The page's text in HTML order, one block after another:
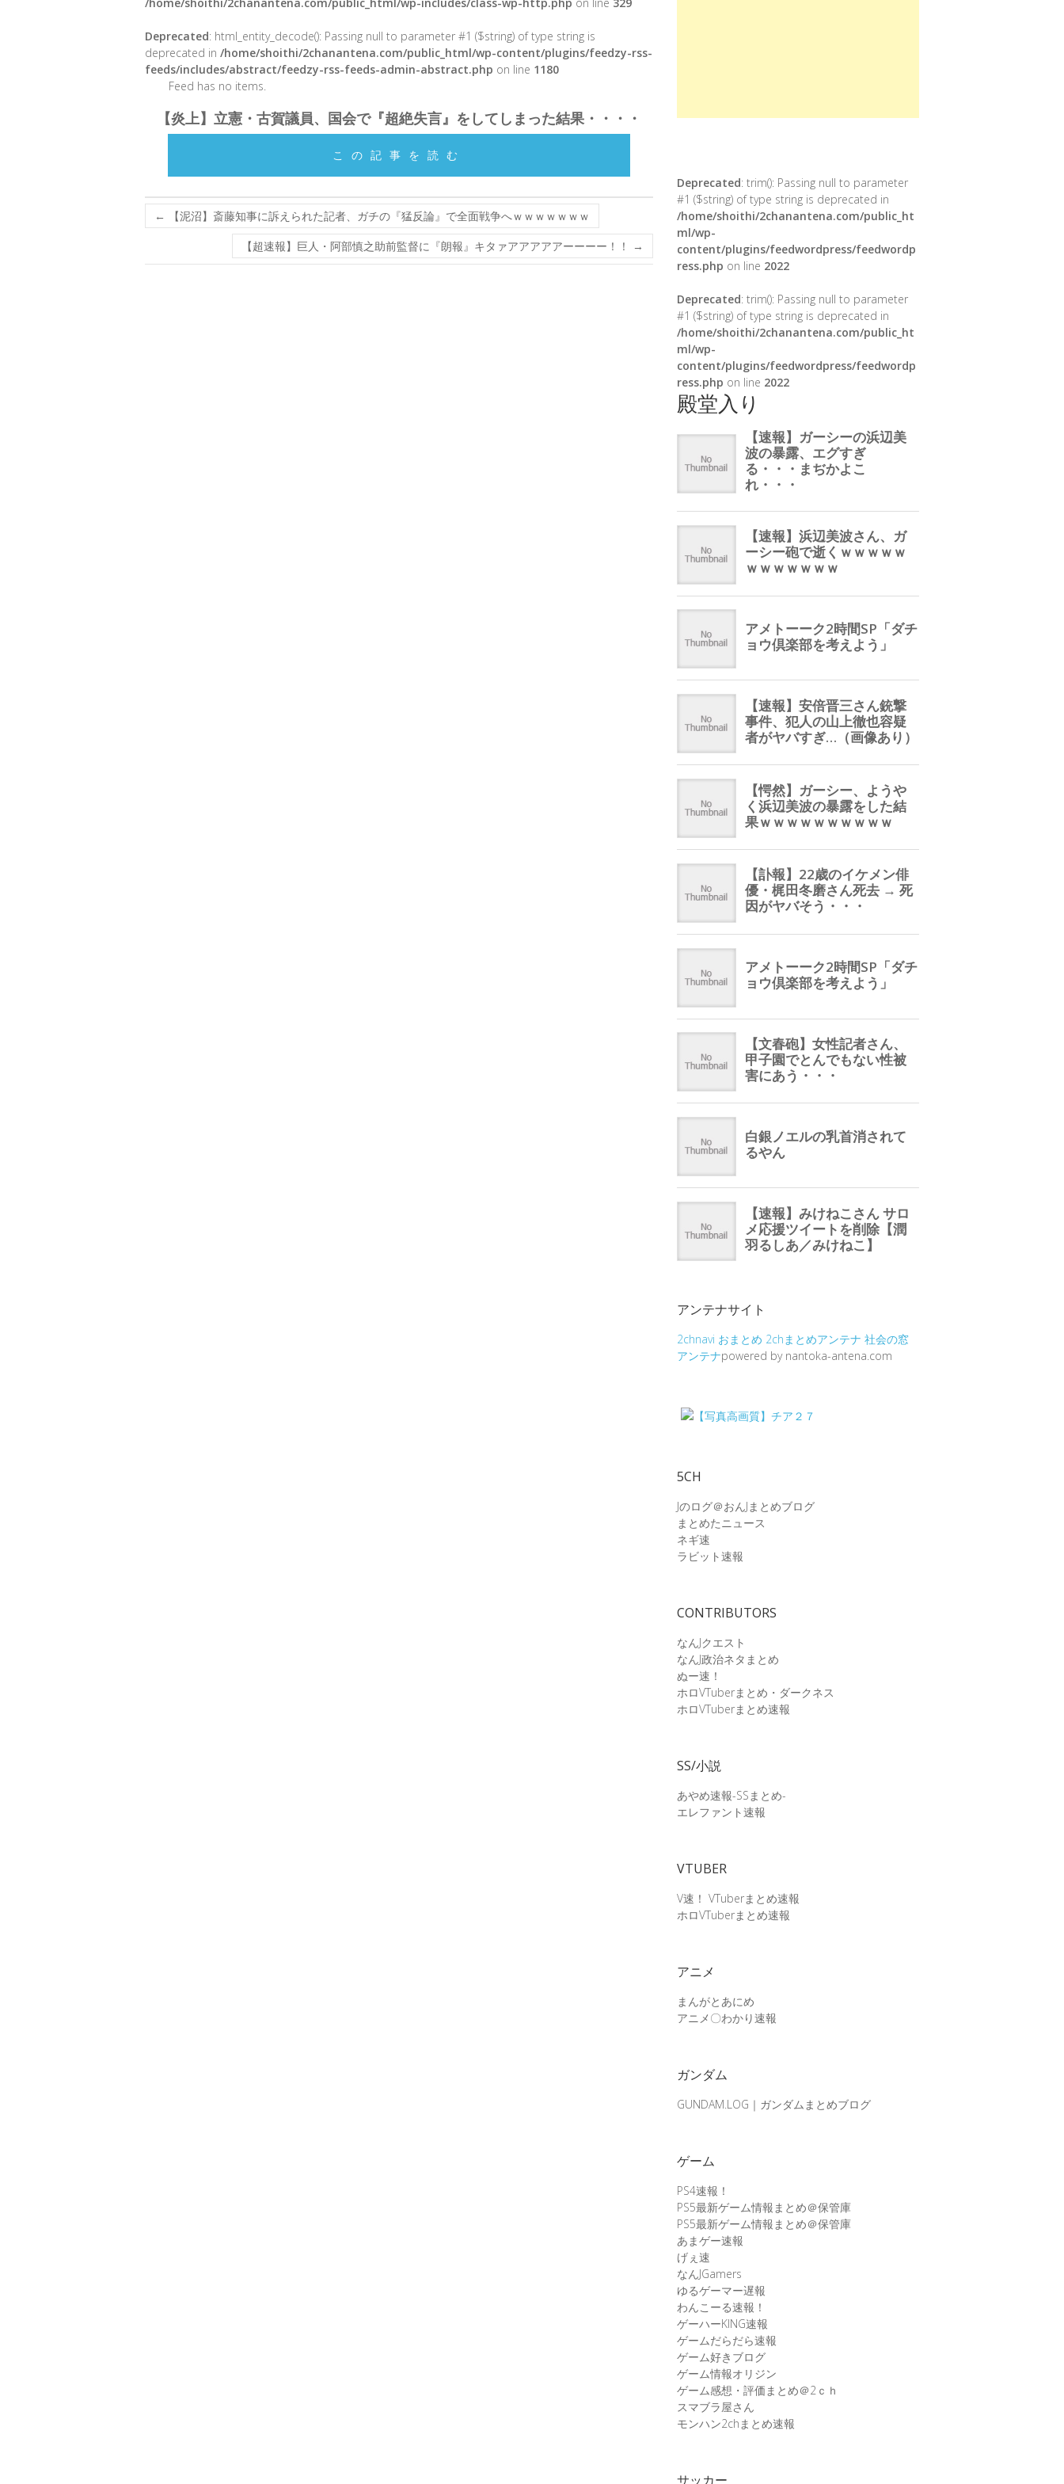
Deprecated: html_entity_decode(): Passing null to parameter #1 ($string) of type string is
deprecated in /home/shoithi/2chanantena.com/public_html/wp-content/plugins/feedzy-rss-
feeds/includes/abstract/feedzy-rss-feeds-admin-abstract.php on line 1180
Feed has no items.
【炎上】立憲・古賀議員、国会で『超絶失言』をしてしまった結果・・・・
この記事を読む
←
【泥沼】斎藤知事に訴えられた記者、ガチの『猛反論』で全面戦争へｗｗｗｗｗｗｗ
【超速報】巨人・阿部慎之助前監督に『朗報』キタァアアアアアーーーー！！
→
Deprecated: trim(): Passing null to parameter
#1 ($string) of type string is deprecated in
/home/shoithi/2chanantena.com/public_ht
ml/wp-
content/plugins/feedwordpress/feedwordp
ress.php on line 2022
Deprecated: trim(): Passing null to parameter
#1 ($string) of type string is deprecated in
/home/shoithi/2chanantena.com/public_ht
ml/wp-
content/plugins/feedwordpress/feedwordp
ress.php on line 2022
殿堂入り
アンテナサイト
2chnavi おまとめ 2chまとめアンテナ 社会の窓
アンテナpowered by nantoka-antena.com
5CH
Jのログ＠おんJまとめブログ
まとめたニュース
ネギ速
ラビット速報
CONTRIBUTORS
なんJクエスト
なんJ政治ネタまとめ
ぬー速！
ホロVTuberまとめ・ダークネス
ホロVTuberまとめ速報
SS/小説
あやめ速報-SSまとめ-
エレファント速報
VTUBER
V速！ VTuberまとめ速報
ホロVTuberまとめ速報
アニメ
まんがとあにめ
アニメ〇わかり速報
ガンダム
GUNDAM.LOG｜ガンダムまとめブログ
ゲーム
PS4速報！
PS5最新ゲーム情報まとめ＠保管庫
PS5最新ゲーム情報まとめ＠保管庫
あまゲー速報
げぇ速
なんJGamers
ゆるゲーマー遅報
わんこーる速報！
ゲーハーKING速報
ゲームだらだら速報
ゲーム好きブログ
ゲーム情報オリジン
ゲーム感想・評価まとめ＠2ｃｈ
スマブラ屋さん
モンハン2chまとめ速報
サッカー